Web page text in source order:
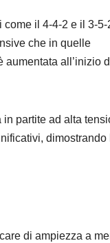
il 4-4-2 e il 3-5-
che in quelle
all’inizio
partite ad alta
dimostrando
di ampiezza a